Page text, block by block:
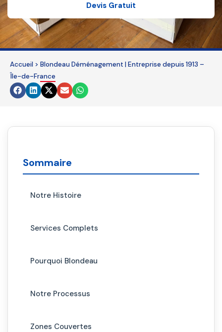
Devis Gratuit
Accueil > Blondeau Déménagement | Entreprise depuis 1913 –
Île-de-France
Sommaire
Notre Histoire
Services Complets
Pourquoi Blondeau
Notre Processus
Zones Couvertes